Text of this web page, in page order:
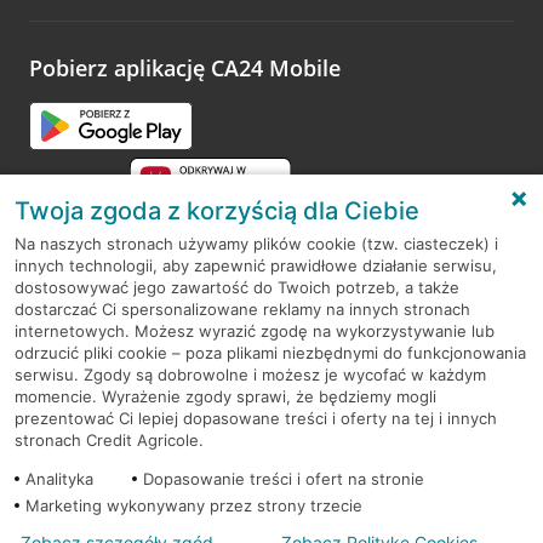
opinie.
Pobierz aplikację CA24 Mobile
RODO
Regulamin serwisu
Mapa serwisu
PolitykaCookies
Twoja zgoda z korzyścią dla Ciebie
Na naszych stronach używamy plików cookie (tzw. ciasteczek) i
innych technologii, aby zapewnić prawidłowe działanie serwisu,
dostosowywać jego zawartość do Twoich potrzeb, a także
dostarczać Ci spersonalizowane reklamy na innych stronach
internetowych. Możesz wyrazić zgodę na wykorzystywanie lub
odrzucić pliki cookie – poza plikami niezbędnymi do funkcjonowania
serwisu. Zgody są dobrowolne i możesz je wycofać w każdym
momencie. Wyrażenie zgody sprawi, że będziemy mogli
prezentować Ci lepiej dopasowane treści i oferty na tej i innych
stronach Credit Agricole.
Analityka
Dopasowanie treści i ofert na stronie
Marketing wykonywany przez strony trzecie